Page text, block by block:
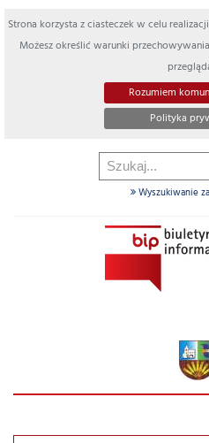
Strona korzysta z ciasteczek w celu
Możesz określić warunki
Rozumiem
Polityka
Wyszukiwanie